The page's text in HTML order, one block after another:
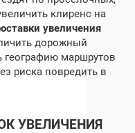
клиренс на
увеличения
дорожный
маршрутов
риска повредить в
УВЕЛИЧЕНИЯ